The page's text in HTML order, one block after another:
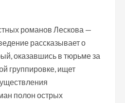
романов Лескова —
рассказывает о
оказавшись в тюрьме за
группировке, ищет
полон острых